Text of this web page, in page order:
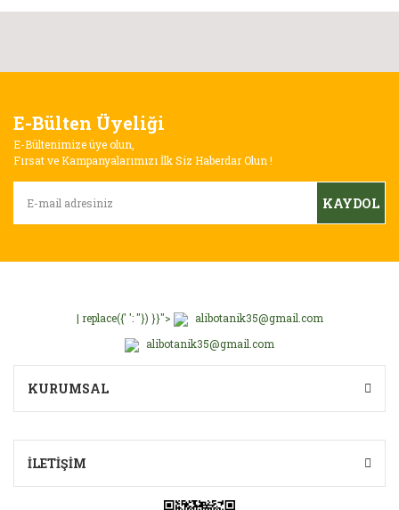
Görüş ve önerileriniz için teşekkür ederiz.
Ürün resmi kalitesiz, bozuk veya görüntülenemiyor.
Ürün açıklamasında eksik bilgiler bulunuyor.
Ürün fiyatı diğer sitelerden daha pahalı.
E-Bülten Üyeliği
E-Bültenimize üye olun,
Fırsat ve Kampanyalarımızı İlk Siz Haberdar Olun !
KAYDOL
| replace({' ': ''}) }}">
alibotanik35@gmail.com
alibotanik35@gmail.com
KURUMSAL
İLETİŞİM